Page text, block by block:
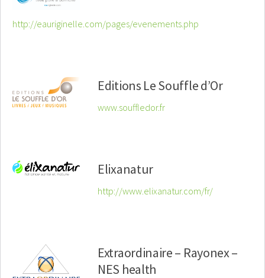
http://eauriginelle.com/pages/evenements.php
Editions Le Souffle d’Or
www.souffledor.fr
Elixanatur
http://www.elixanatur.com/fr/
Extraordinaire – Rayonex –
NES health